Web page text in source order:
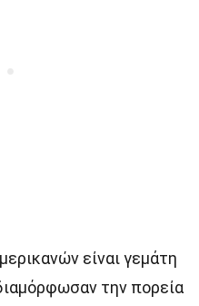
είναι γεμάτη
την πορεία